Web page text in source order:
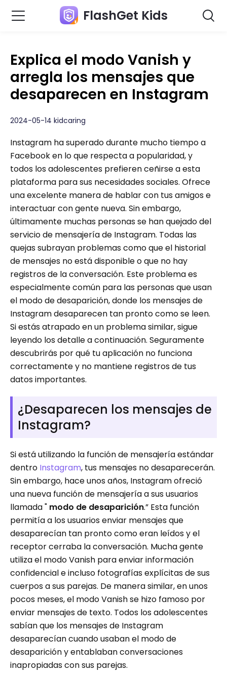
FlashGet Kids
Explica el modo Vanish y
arregla los mensajes que
desaparecen en Instagram
2024-05-14 kidcaring
Instagram ha superado durante mucho tiempo a
Facebook en lo que respecta a popularidad, y
todos los adolescentes prefieren ceñirse a esta
plataforma para sus necesidades sociales. Ofrece
una excelente manera de hablar con tus amigos e
interactuar con gente nueva. Sin embargo,
últimamente muchas personas se han quejado del
servicio de mensajería de Instagram. Todas las
quejas subrayan problemas como que el historial
de mensajes no está disponible o que no hay
registros de la conversación. Este problema es
especialmente común para las personas que usan
el modo de desaparición, donde los mensajes de
Instagram desaparecen tan pronto como se leen.
Si estás atrapado en un problema similar, sigue
leyendo los detalle a continuación. Seguramente
descubrirás por qué tu aplicación no funciona
correctamente y no mantiene registros de tus
datos importantes.
¿Desaparecen los mensajes de
Instagram?
Si está utilizando la función de mensajería estándar
dentro Instagram, tus mensajes no desaparecerán.
Sin embargo, hace unos años, Instagram ofreció
una nueva función de mensajería a sus usuarios
llamada " modo de desaparición.” Esta función
permitía a los usuarios enviar mensajes que
desaparecían tan pronto como eran leídos y el
receptor cerraba la conversación. Mucha gente
utiliza el modo Vanish para enviar información
confidencial e incluso fotografías explícitas de sus
cuerpos a sus parejas. De manera similar, en unos
pocos meses, el modo Vanish se hizo famoso por
enviar mensajes de texto. Todos los adolescentes
sabían que los mensajes de Instagram
desaparecían cuando usaban el modo de
desaparición y entablaban conversaciones
inapropiadas con sus parejas.